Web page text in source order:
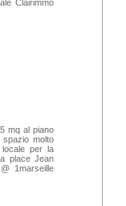
Clairimmo
mq al piano
molto
per la
place Jean
1marseille